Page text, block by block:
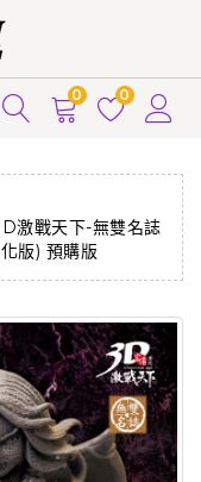
0 0
激戰天下-無雙名誌
版) 預購版